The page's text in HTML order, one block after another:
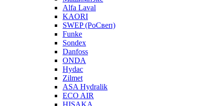
Alfa Laval
KAORI
SWEP (РоСвеп)
Funke
Sondex
Danfoss
ONDA
Hydac
Zilmet
ASA Hydralik
ECO AIR
HISAKA